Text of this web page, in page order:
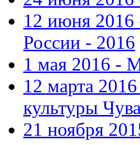
12 июня
России - 2016
1 мая 2016 -
12 марта
культуры
21 ноября